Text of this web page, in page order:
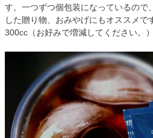
す。一つずつ個包装になっているので
した贈り物、おみやげにもオススメ
300cc（お好みで増減してください。）